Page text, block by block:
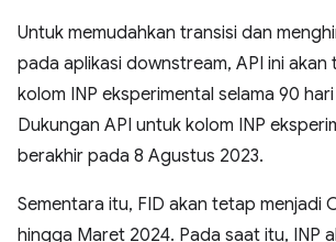
Untuk memudahkan transisi dan
pada aplikasi downstream, API ini akan
kolom INP eksperimental selama 90
Dukungan API untuk kolom INP
berakhir pada 8 Agustus 2023.
Sementara itu, FID akan tetap menjadi
hingga Maret 2024. Pada saat itu, INP